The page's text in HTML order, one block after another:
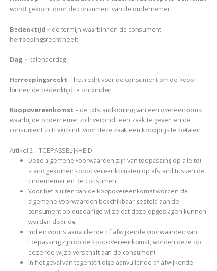
wordt gekocht door de consument van de ondernemer
Bedenktijd – de termijn waarbinnen de consument
herroepingsrecht heeft
Dag – kalenderdag
Herroepingsrecht – het recht voor de consument om de koop
binnen de bedenktijd te ontbinden
Koopovereenkomst – de totstandkoming van een overeenkomst
waarbij de ondernemer zich verbindt een zaak te geven en de
consument zich verbindt voor deze zaak een koopprijs te betalen
Artikel 2 – TOEPASSELIJKHEID
Deze algemene voorwaarden zijn van toepassing op alle tot
stand gekomen koopovereenkomsten op afstand tussen de
ondernemer en de consument.
Voor het sluiten van de koopovereenkomst worden de
algemene voorwaarden beschikbaar gesteld aan de
consument op dusdanige wijze dat deze opgeslagen kunnen
worden door de
Indien voorts aanvullende of afwijkende voorwaarden van
toepassing zijn op de koopovereenkomst, worden deze op
dezelfde wijze verschaft aan de consument.
In het geval van tegenstrijdige aanvullende of afwijkende